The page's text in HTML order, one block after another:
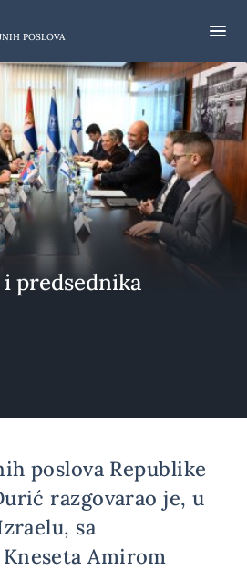
POSLOVA
predsednika
poslova Republike
razgovarao je, u
sa
Amirom